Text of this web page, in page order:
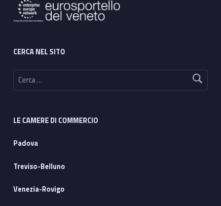
CERCA NEL SITO
Ricerca per:
LE CAMERE DI COMMERCIO
Padova
Treviso-Belluno
Venezia-Rovigo